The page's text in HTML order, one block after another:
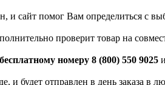
и сайт помог Вам определиться с
проверит товар на
номеру 8 (800) 550 9025
и будет отправлен в день заказа в